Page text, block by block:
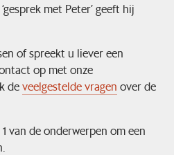
met Peter’ geeft hij
of spreekt u liever een
op met onze
deveelgestelde vragen over de
van de onderwerpen om een